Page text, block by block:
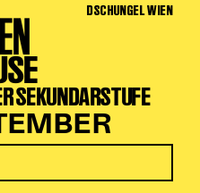
DSCHUNGEL WIEN
SEKUNDARSTUFE